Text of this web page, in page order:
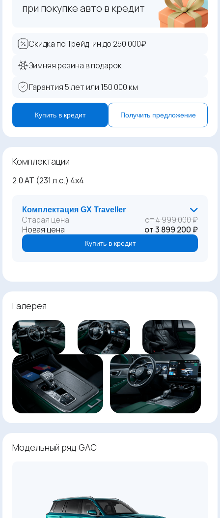
при покупке авто в кредит
Скидка по Трейд-ин до 250 000₽
Зимняя резина в подарок
Гарантия 5 лет или 150 000 км
Купить в кредит Получить предложение
Комплектации
2.0 AT (231 л.с.) 4x4
Комплектация GX Traveller
Старая цена
от 4 999 000 ₽
Новая цена
от 3 899 200 ₽
Купить в кредит
Галерея
Модельный ряд GAC